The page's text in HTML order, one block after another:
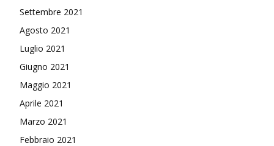
Settembre 2021
Agosto 2021
Luglio 2021
Giugno 2021
Maggio 2021
Aprile 2021
Marzo 2021
Febbraio 2021